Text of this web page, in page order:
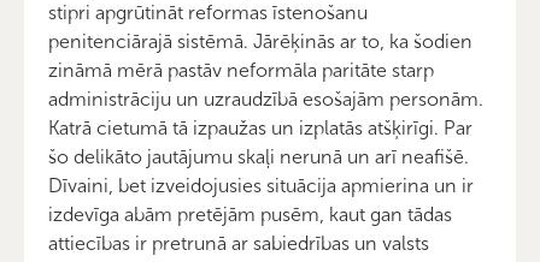
stipri apgrūtināt reformas īstenošanu
penitenciārajā sistēmā. Jārēķinās ar to, ka šodien
zināmā mērā pastāv neformāla paritāte starp
administrāciju un uzraudzībā esošajām personām.
Katrā cietumā tā izpaužas un izplatās atšķirīgi. Par
šo delikāto jautājumu skaļi nerunā un arī neafišē.
Dīvaini, bet izveidojusies situācija apmierina un ir
izdevīga abām pretējām pusēm, kaut gan tādas
attiecības ir pretrunā ar sabiedrības un valsts